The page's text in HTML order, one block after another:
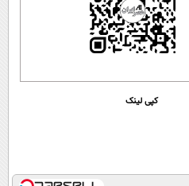
کپی لینک